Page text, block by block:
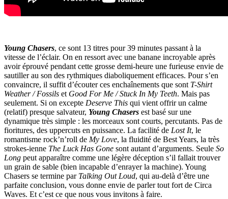
Young Chasers, ce sont 13 titres pour 39 minutes passant à la
vitesse de l’éclair. On en ressort avec une banane incroyable après
avoir éprouvé pendant cette grosse demi-heure une furieuse envie de
sautiller au son des rythmiques diaboliquement efficaces. Pour s’en
convaincre, il suffit d’écouter ces enchaînements que sont T-Shirt
Weather / Fossils et Good For Me / Stuck In My Teeth. Mais pas
seulement. Si on excepte Deserve This qui vient offrir un calme
(relatif) presque salvateur, Young Chasers est basé sur une
dynamique très simple : les morceaux sont courts, percutants. Pas de
fioritures, des uppercuts en puissance. La facilité de Lost It, le
romantisme rock’n’roll de My Love, la fluidité de Best Years, la très
strokes-ienne The Luck Has Gone sont autant d’arguments. Seule So
Long peut apparaître comme une légère déception s’il fallait trouver
un grain de sable (bien incapable d’enrayer la machine). Young
Chasers se termine par Talking Out Loud, qui au-delà d’être une
parfaite conclusion, vous donne envie de parler tout fort de Circa
Waves. Et c’est ce que nous vous invitons à faire.